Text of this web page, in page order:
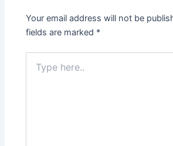
Your email address will not be
fields are marked *
here..